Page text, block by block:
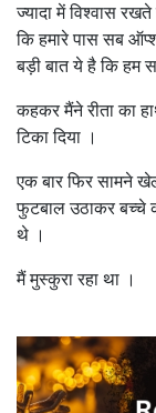
ज्यादा में विश्वास
कि हमारे पास सब
बड़ी बात ये है कि हम
कहकर मैंने रीता का
टिका दिया ।
एक बार फिर सामने
फुटबाल उठाकर बच्चे
थे ।
मैं मुस्कुरा रहा था ।